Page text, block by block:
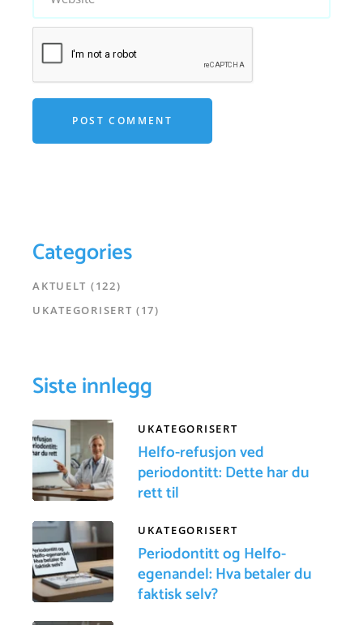
POST COMMENT
Categories
AKTUELT (122)
UKATEGORISERT (17)
Siste innlegg
UKATEGORISERT
Helfo-refusjon ved
periodontitt: Dette har du
rett til
UKATEGORISERT
Periodontitt og Helfo-
egenandel: Hva betaler du
faktisk selv?